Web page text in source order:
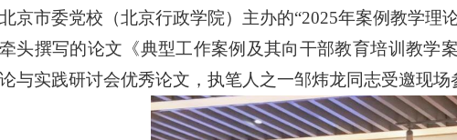
京市委党校（北京行政学院）主办的“2025年案例教学理
头撰写的论文《典型工作案例及其向干部教育培训教学
与实践研讨会优秀论文，执笔人之一邹炜龙同志受邀现场